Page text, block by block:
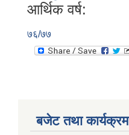
आर्थिक वर्ष:
७६/७७
बजेट तथा कार्यक्रम